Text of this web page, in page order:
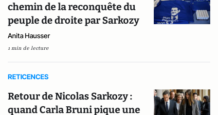
chemin de la reconquête du
peuple de droite par Sarkozy
Anita Hausser
1 min de lecture
RETICENCES
Retour de Nicolas Sarkozy :
quand Carla Bruni pique une